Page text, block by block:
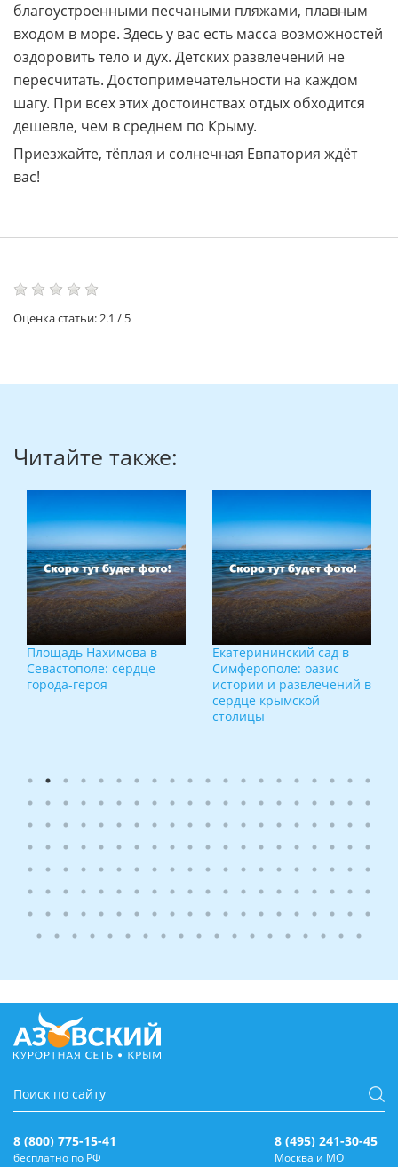
благоустроенными песчаными пляжами, плавным
входом в море. Здесь у вас есть масса возможностей
оздоровить тело и дух. Детских развлечений не
пересчитать. Достопримечательности на каждом
шагу. При всех этих достоинствах отдых обходится
дешевле, чем в среднем по Крыму.
Приезжайте, тёплая и солнечная Евпатория ждёт
вас!
Оценка статьи:2.1 / 5
Читайте также:
Площадь Нахимова в
Севастополе: сердце
города-героя
Екатерининский сад в
Симферополе: оазис
истории и развлечений в
сердце крымской
столицы
8 (800) 775-15-41
бесплатно по РФ
8 (495) 241-30-45
Москва и МО